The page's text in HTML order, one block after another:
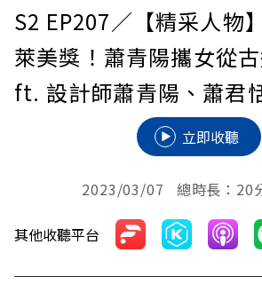
S2 EP207／【精采人物
萊美獎！蕭青陽攜女從
ft. 設計師蕭青陽、蕭君
立即收聽
2023/03/07 總時長：20
其他收聽平台